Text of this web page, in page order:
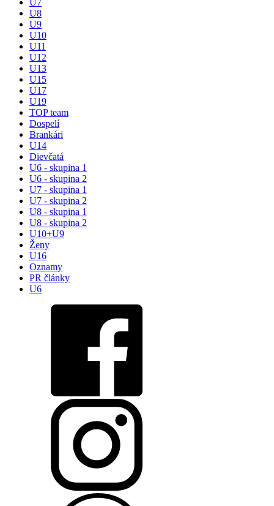
U8
U9
U10
U11
U12
U13
U15
U17
U19
TOP team
Dospelí
Brankári
U14
Dievčatá
U6 - skupina 1
U6 - skupina 2
U7 - skupina 1
U7 - skupina 2
U8 - skupina 1
U8 - skupina 2
U10+U9
Ženy
U16
Oznamy
PR články
U6